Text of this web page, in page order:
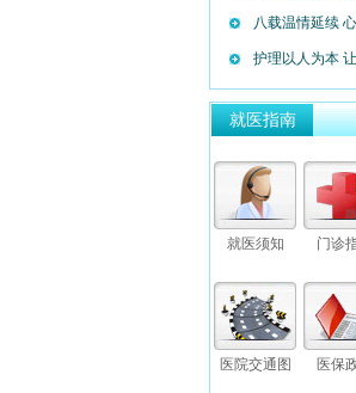
八载温情延续
护理以人为本
就医指南
就医须知 门诊
医院交通图 医保